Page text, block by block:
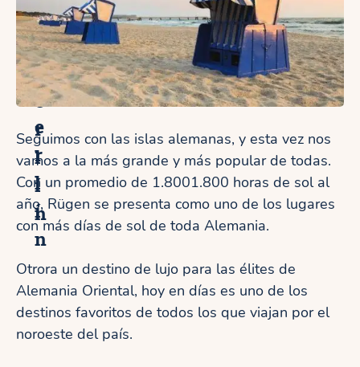
d
e
B
e
r
l
í
n
o
d
e
B
e
r
l
í
n
Seguimos con las islas alemanas, y esta vez nos
vamos a la más grande y más popular de todas.
Con un promedio de 1.8001.800 horas de sol al
año, Rügen se presenta como uno de los lugares
con más días de sol de toda Alemania.
Otrora un destino de lujo para las élites de
Alemania Oriental, hoy en días es uno de los
destinos favoritos de todos los que viajan por el
noroeste del país.